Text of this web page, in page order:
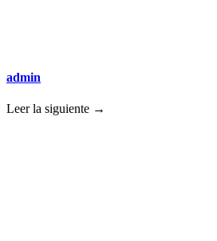
admin
Leer la siguiente →